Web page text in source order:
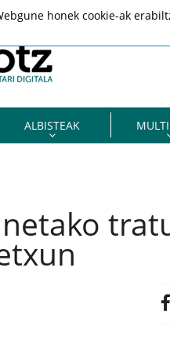
ALBISTEAK
honek cookie-ak